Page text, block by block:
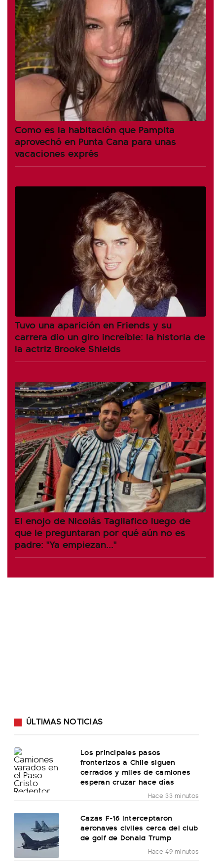
Como es la habitación que Pampita
aprovechó en Punta Cana para unas
vacaciones exprés
Tuvo una aparición en Friends y su
carrera dio un giro increíble: la historia de
la actriz Brooke Shields
El enojo de Nicolás Tagliafico luego de
que le preguntaran por qué aún no es
padre: "Ya empiezan..."
ÚLTIMAS NOTICIAS
Los principales pasos
fronterizos a Chile siguen
cerrados y miles de camiones
esperan cruzar hace días
Hace 33 minutos
Cazas F-16 interceptaron
aeronaves civiles cerca del club
de golf de Donald Trump
Hace 49 minutos